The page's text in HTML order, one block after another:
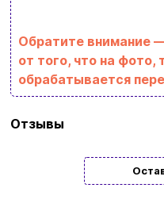
Обратите внимание
от того, что на фото,
обрабатывается
Отзывы